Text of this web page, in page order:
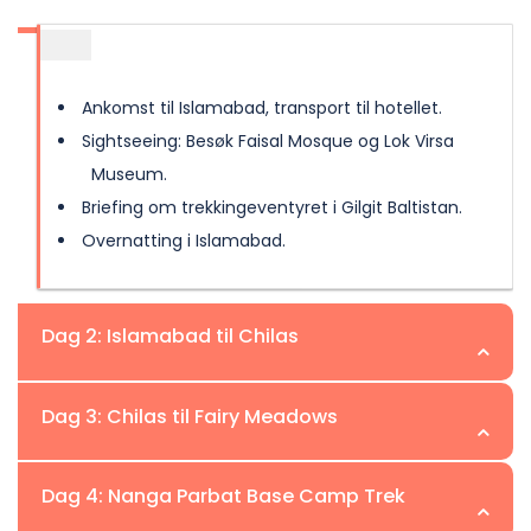
Ankomst til Islamabad, transport til hotellet.
Sightseeing: Besøk Faisal Mosque og Lok Virsa
Museum.
Briefing om trekkingeventyret i Gilgit Baltistan.
Overnatting i Islamabad.
Dag 2: Islamabad til Chilas
(10–12 timer).
Dag 3: Chilas til Fairy Meadows
Dag 4: Nanga Parbat Base Camp Trek